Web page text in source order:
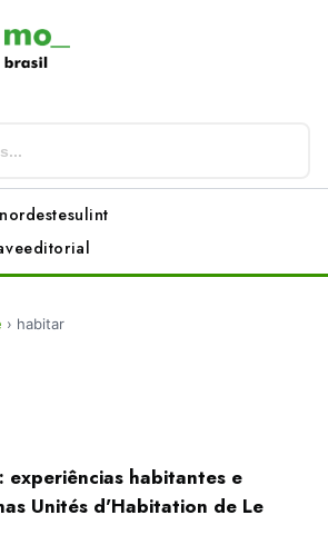
sulint
editorial
› habitar
experiências habitantes e
Unités d'Habitation de Le